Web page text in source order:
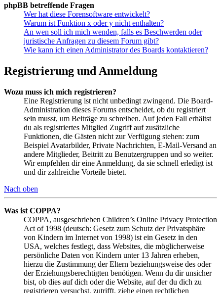
phpBB betreffende Fragen
Wer hat diese Forensoftware entwickelt?
Warum ist Funktion x oder y nicht enthalten?
An wen soll ich mich wenden, falls es Beschwerden oder
juristische Anfragen zu diesem Forum gibt?
Wie kann ich einen Administrator des Boards kontaktieren?
Registrierung und Anmeldung
Wozu muss ich mich registrieren?
Eine Registrierung ist nicht unbedingt zwingend. Die Board-
Administration dieses Forums entscheidet, ob du registriert
sein musst, um Beiträge zu schreiben. Auf jeden Fall erhältst
du als registriertes Mitglied Zugriff auf zusätzliche
Funktionen, die Gästen nicht zur Verfügung stehen: zum
Beispiel Avatarbilder, Private Nachrichten, E-Mail-Versand an
andere Mitglieder, Beitritt zu Benutzergruppen und so weiter.
Wir empfehlen dir eine Anmeldung, da sie schnell erledigt ist
und dir zahlreiche Vorteile bietet.
Nach oben
Was ist COPPA?
COPPA, ausgeschrieben Children’s Online Privacy Protection
Act of 1998 (deutsch: Gesetz zum Schutz der Privatsphäre
von Kindern im Internet von 1998) ist ein Gesetz in den
USA, welches festlegt, dass Websites, die möglicherweise
persönliche Daten von Kindern unter 13 Jahren erheben,
hierzu die Zustimmung der Eltern beziehungsweise des oder
der Erziehungsberechtigten benötigen. Wenn du dir unsicher
bist, ob dies auf dich oder die Website, auf der du dich zu
registrieren versuchst, zutrifft, ziehe einen rechtlichen